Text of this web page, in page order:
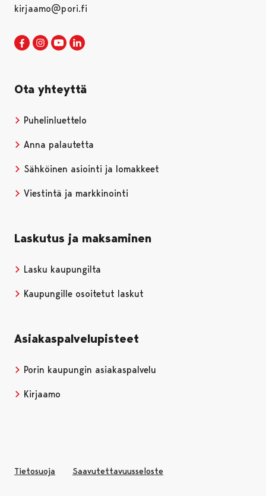
kirjaamo@pori.fi
Porin kaupunki Facebookissa
Avautuu uudessa välilehdessä
Porin kaupunki Instagramissa
Avautuu uudessa välilehdessä
Porin kaupunki Youtubessa
Avautuu uudessa välilehdessä
Ota yhteyttä
Puhelinluettelo
Anna palautetta
Sähköinen asiointi ja lomakkeet
Viestintä ja markkinointi
Laskutus ja maksaminen
Lasku kaupungilta
Kaupungille osoitetut laskut
Asiakaspalvelupisteet
Porin kaupungin asiakaspalvelu
Kirjaamo
Tietosuoja Saavutettavuusseloste